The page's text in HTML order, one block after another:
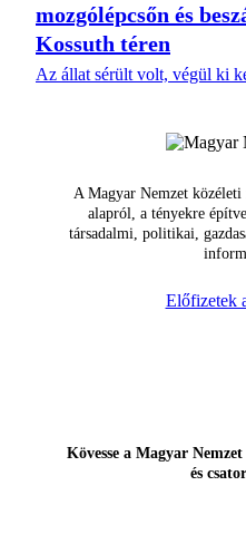
mozgólépcsőn és
Kossuth téren
Az állat sérült volt, végül ki
A Magyar Nemzet
alapról, a tényekre
társadalmi, politikai,
Előfizetek
Kövesse a Magyar
és